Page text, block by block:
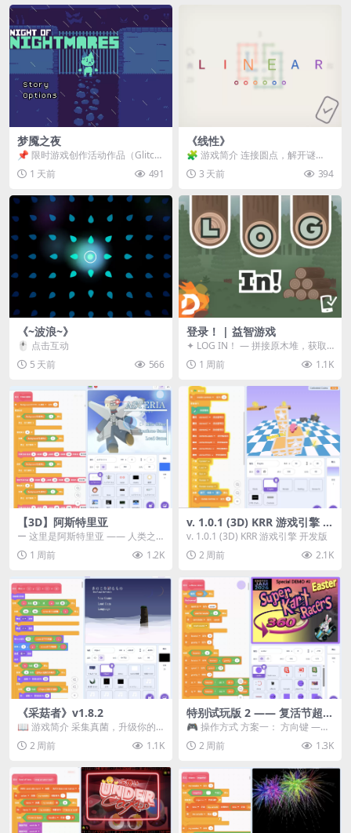
梦魇之夜
📌 限时游戏创作活动作品（Glitch
Game Jam） 📖 故事背景 怪物四...
1 天前 491
《线性》
🧩 游戏简介 连接圆点，解开谜
题。 ⚠️ 重要提示 所有关卡均可通
关，请确保使用...
3 天前 394
《~波浪~》
🖱️ 点击互动
5 天前
566
登录！ | 益智游戏
✦ LOG IN！ — 拼接原木堆，获取
分数！ ᑕ☲◎ ᑕ☲◎ ᑕ☲◎ ᑕ☲◎ ...
1 周前 1.1K
【3D】阿斯特里亚
ー 这里是阿斯特里亚 —— 人类之
罪与未来希望交汇之地 📖 游戏简
介 《阿斯特里...
1 周前 1.2K
v. 1.0.1 (3D) KRR 游戏引擎 开
发版
v. 1.0.1 (3D) KRR 游戏引擎 开发版
2 周前
2.1K
《采菇者》v1.8.2
📖 游戏简介 采集真菌，升级你的
机体，并前往未知领域探索。 这是
一款静谧的探索冒...
2 周前 1.1K
特别试玩版 2 —— 复活节超级
卡丁车赛
🎮 操作方式 方案一： 方向键 ——
移动 Z —— 跳跃 / 漂移 方案二： ...
2 周前 1.3K